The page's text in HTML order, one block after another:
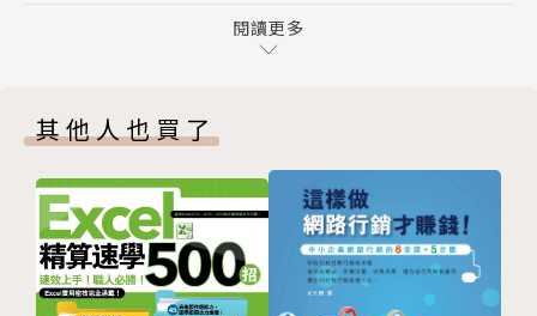
載！銷售圖表．估價單~快速搞定的150個Excel自動表
出版)。
第四章 素人也一看就懂的Excel表格技巧
第五章 跟我想的也一樣的Excel圖表技巧
提升效率篇
第七章 效率也跟著UP的Excel函數技巧
第八章 資料分析我也會的Excel樞紐分析技巧
第九章 同事羨慕也必殺的Excel檔案設定技巧
第十章 讓你也提早下班的Excel其他應用技巧
閱讀更多
其他人也買了